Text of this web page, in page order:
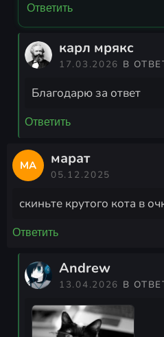
Ответить
карл мрякс
17.03.2026 В
Благодарю за ответ
Ответить
МА марат
05.12.2025
скиньте крутого кота в
Ответить
Andrew
13.04.2026 В